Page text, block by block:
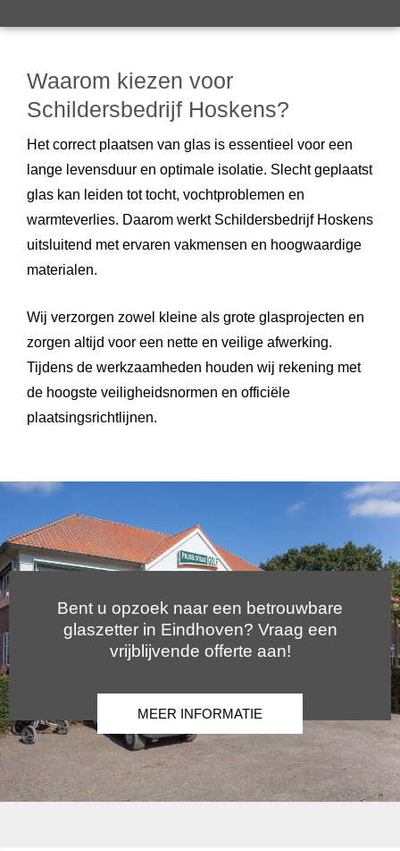
Waarom kiezen voor
Schildersbedrijf Hoskens?
Het correct plaatsen van glas is essentieel voor een
lange levensduur en optimale isolatie. Slecht geplaatst
glas kan leiden tot tocht, vochtproblemen en
warmteverlies. Daarom werkt Schildersbedrijf Hoskens
uitsluitend met ervaren vakmensen en hoogwaardige
materialen.
Wij verzorgen zowel kleine als grote glasprojecten en
zorgen altijd voor een nette en veilige afwerking.
Tijdens de werkzaamheden houden wij rekening met
de hoogste veiligheidsnormen en officiële
plaatsingsrichtlijnen.
Bent u opzoek naar een betrouwbare
glaszetter in Eindhoven? Vraag een
vrijblijvende offerte aan!
MEER INFORMATIE